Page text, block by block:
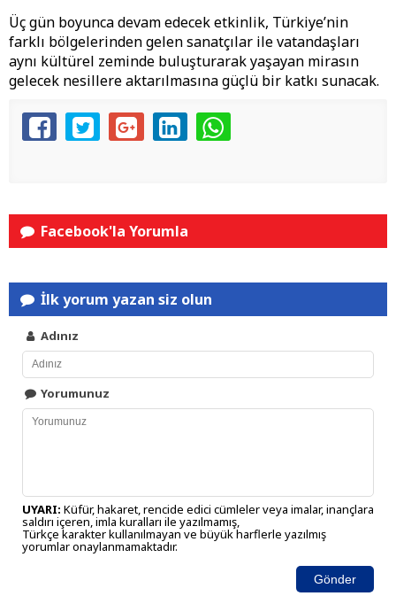
Üç gün boyunca devam edecek etkinlik, Türkiye’nin
farklı bölgelerinden gelen sanatçılar ile vatandaşları
aynı kültürel zeminde buluşturarak yaşayan mirasın
gelecek nesillere aktarılmasına güçlü bir katkı sunacak.
Facebook'la Yorumla
İlk yorum yazan siz olun
Adınız
Yorumunuz
UYARI: Küfür, hakaret, rencide edici cümleler veya imalar, inançlara
saldırı içeren, imla kuralları ile yazılmamış,
Türkçe karakter kullanılmayan ve büyük harflerle yazılmış
yorumlar onaylanmamaktadır.
Gönder